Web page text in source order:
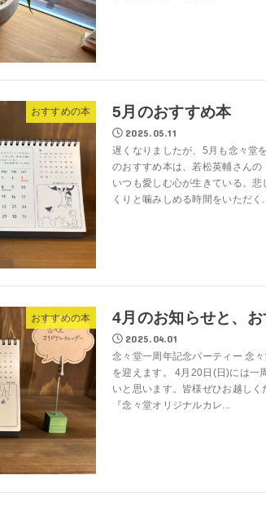
おすすめの本 5月のおすすめ本
2025.05.11
遅くなりましたが、5月も念々堂
のおすすめ本は、若松英輔さん
いつも愛しむ心が生きている。
くりと噛みしめる時間をいただく...
おすすめの本 4月のお知らせと、
2025.04.01
念々堂一周年記念パーティー 念
を迎えます。 4月20日(日)には一
いと思います。皆様ぜひお越し
『念々堂オリジナルカレ...